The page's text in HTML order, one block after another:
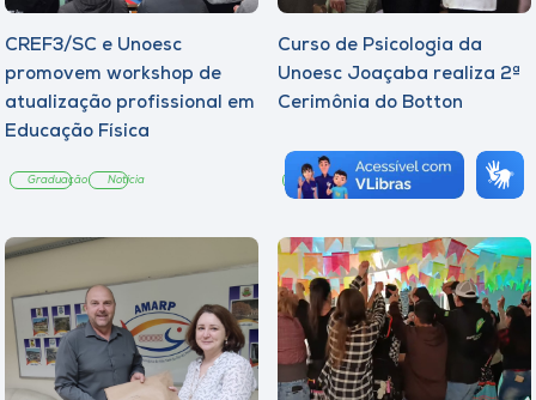
CREF3/SC e Unoesc
promovem workshop de
atualização profissional em
Educação Física
Graduação Notícia
Curso de Psicologia da
Unoesc Joaçaba realiza 2ª
Cerimônia do Botton
Graduação Notícia